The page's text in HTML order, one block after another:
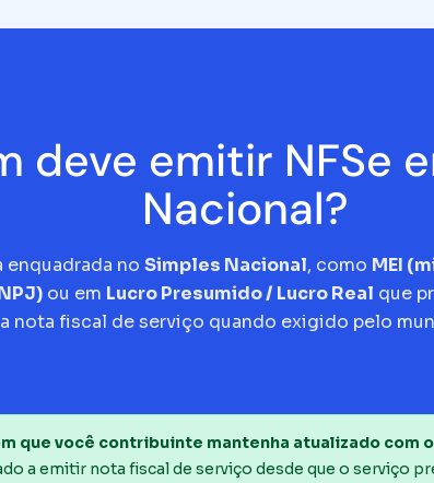
deve emitir NFSe
Nacional?
enquadrada no Simples Nacional, como MEI
ou em Lucro Presumido / Lucro Real que
a nota fiscal de serviço quando exigido pelo
que você contribuinte mantenha atualizado
a emitir nota fiscal de serviço desde que o serviço